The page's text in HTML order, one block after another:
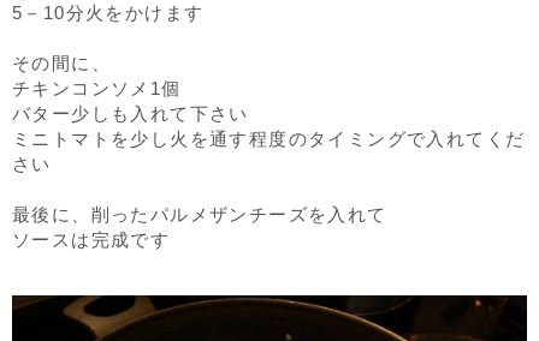
5－10分火をかけます
その間に、
チキンコンソメ1個
バター少しも入れて下さい
ミニトマトを少し火を通す程度のタイミングで入れてくだ
さい
最後に、削ったパルメザンチーズを入れて
ソースは完成です